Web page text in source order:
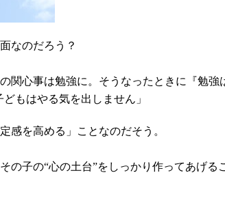
面なのだろう？
関心事は勉強に。そうなったときに『勉
もはやる気を出しません」
感を高める」ことなのだそう。
の子の“心の土台”をしっかり作ってあげ